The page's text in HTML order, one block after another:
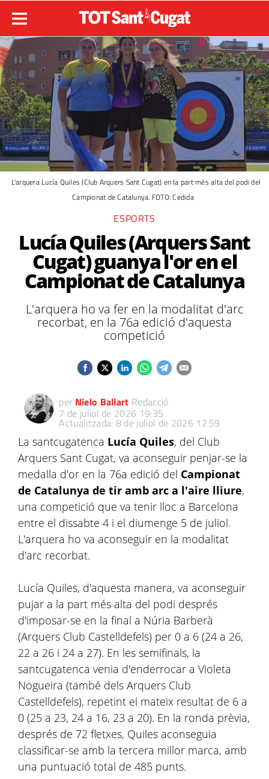
L'arquera Lucía Quiles (Club Arquers Sant Cugat) en la part més alta del podi del
Campionat de Catalunya. FOTO: Cedida
ESPORTS
Lucía Quiles (Arquers Sant
Cugat) guanya l'or en el
Campionat de Catalunya
L'arquera ho va fer en la modalitat d'arc
recorbat, en la 76a edició d'aquesta
competició
per Nielo Ballart Redacció
7 de juliol de 2026 19:35
Actualitzada: 8 de juliol de 2026 12:59
La santcugatenca Lucía Quiles, del Club
Arquers Sant Cugat, va aconseguir penjar-se la
medalla d'or en la 76a edició del Campionat
de Catalunya de tir amb arc a l'aire lliure,
una competició que va tenir lloc a Barcelona
entre el dissabte 4 i el diumenge 5 de juliol.
L'arquera ho va aconseguir en la modalitat
d'arc recorbat.
Lucía Quiles, d'aquesta manera, va aconseguir
pujar a la part més alta del podi després
d'imposar-se en la final a Núria Barberà
(Arquers Club Castelldefels) per 0 a 6 (24 a 26,
22 a 26 i 24 a 27). En les semifinals, la
santcugatenca venia d'enderrocar a Violeta
Nogueira (també dels Arquers Club
Castelldefels), repetint el mateix resultat de 6 a
0 (25 a 23, 24 a 16, 23 a 20). En la ronda prèvia,
després de 72 fletxes, Quiles aconseguia
classificar-se amb la tercera millor marca, amb
una puntuació total de 485 punts.